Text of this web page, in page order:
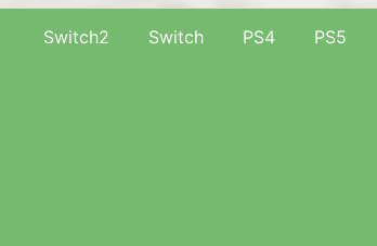
Switch2 Switch PS4 PS5